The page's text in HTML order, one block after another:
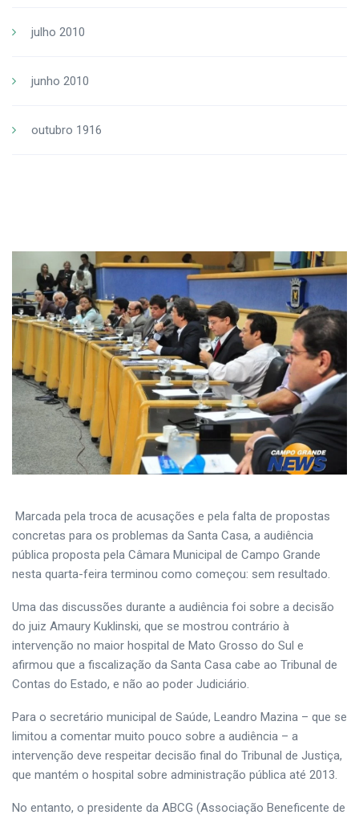
julho 2010
junho 2010
outubro 1916
Marcada pela troca de acusações e pela falta de propostas
concretas para os problemas da Santa Casa, a audiência
pública proposta pela Câmara Municipal de Campo Grande
nesta quarta-feira terminou como começou: sem resultado.
Uma das discussões durante a audiência foi sobre a decisão
do juiz Amaury Kuklinski, que se mostrou contrário à
intervenção no maior hospital de Mato Grosso do Sul e
afirmou que a fiscalização da Santa Casa cabe ao Tribunal de
Contas do Estado, e não ao poder Judiciário.
Para o secretário municipal de Saúde, Leandro Mazina – que se
limitou a comentar muito pouco sobre a audiência – a
intervenção deve respeitar decisão final do Tribunal de Justiça,
que mantém o hospital sobre administração pública até 2013.
No entanto, o presidente da ABCG (Associação Beneficente de